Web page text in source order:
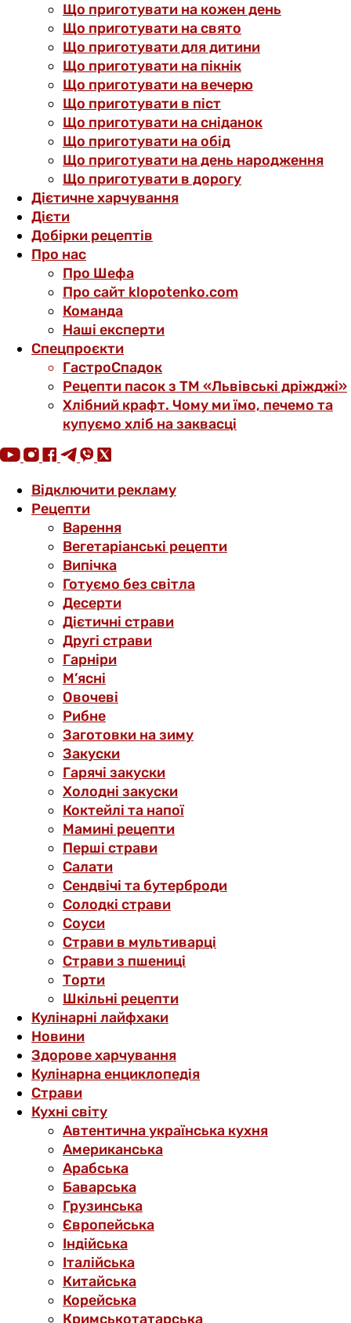
Що приготувати на кожен день
Що приготувати на свято
Що приготувати для дитини
Що приготувати на пікнік
Що приготувати на вечерю
Що приготувати в піст
Що приготувати на сніданок
Що приготувати на обід
Що приготувати на день народження
Що приготувати в дорогу
Дієтичне харчування
Дієти
Добірки рецептів
Про нас
Про Шефа
Про сайт klopotenko.com
Команда
Наші експерти
Спецпроєкти
ГастроСпадок
Рецепти пасок з ТМ «Львівські дріжджі»
Хлібний крафт. Чому ми їмо, печемо та
купуємо хліб на заквасці
Відключити рекламу
Рецепти
Варення
Вегетаріанські рецепти
Випічка
Готуємо без світла
Десерти
Дієтичні страви
Другі страви
Гарніри
М’ясні
Овочеві
Рибне
Заготовки на зиму
Закуски
Гарячі закуски
Холодні закуски
Коктейлі та напої
Мамині рецепти
Перші страви
Салати
Сендвічі та бутерброди
Солодкі страви
Соуси
Страви в мультиварці
Страви з пшениці
Торти
Шкільні рецепти
Кулінарні лайфхаки
Новини
Здорове харчування
Кулінарна енциклопедія
Страви
Кухні світу
Автентична українська кухня
Американська
Арабська
Баварська
Грузинська
Європейська
Індійська
Італійська
Китайська
Корейська
Кримськотатарська